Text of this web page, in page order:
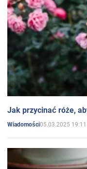
Jak przycinać róże,
Wiadomości05.03.2025 19:11